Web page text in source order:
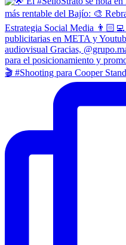
🎬 #Shooting para Cooper